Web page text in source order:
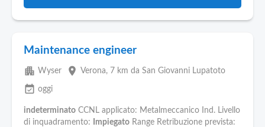
Maintenance engineer
apartment Wyser place Verona, 7 km da San Giovanni Lupatoto
event_available oggi
indeterminato CCNL applicato: Metalmeccanico Ind. Livello
di inquadramento:
Impiegato Range Retribuzione prevista: